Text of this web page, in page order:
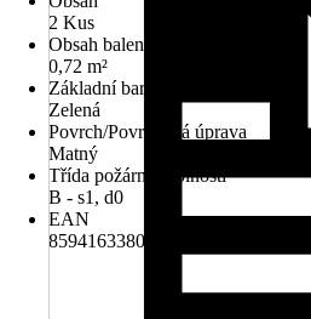
2 Kus
Obsah balení
0,72 m²
Základní barva
Zelená
Povrch/Povrchová úprava
Matný
Třída požární odolnosti
B - s1, d0
EAN
8594163380755